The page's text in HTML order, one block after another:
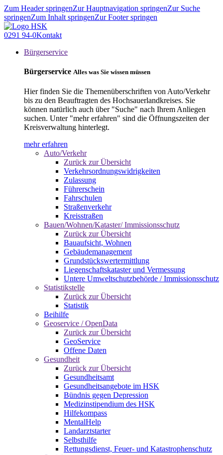
Zum Header springenZur Hauptnavigation springenZur Suche
springenZum Inhalt springenZur Footer springen
0291 94-0Kontakt
Bürgerservice
Bürgerservice Alles was Sie wissen müssen
Hier finden Sie die Themenüberschriften von Auto/Verkehr
bis zu den Beauftragten des Hochsauerlandkreises. Sie
können natürlich auch über "Suche" nach Ihrem Anliegen
suchen. Unter "mehr erfahren" sind die Öffnungszeiten der
Kreisverwaltung hinterlegt.
mehr erfahren
Auto/Verkehr
Zurück zur Übersicht
Verkehrsordnungswidrigkeiten
Zulassung
Führerschein
Fahrschulen
Straßenverkehr
Kreisstraßen
Bauen/Wohnen/Kataster/ Immissionsschutz
Zurück zur Übersicht
Bauaufsicht, Wohnen
Gebäudemanagement
Grundstückswertermittlung
Liegenschaftskataster und Vermessung
Untere Umweltschutzbehörde / Immissionsschutz
Statistikstelle
Zurück zur Übersicht
Statistik
Beihilfe
Geoservice / OpenData
Zurück zur Übersicht
GeoService
Offene Daten
Gesundheit
Zurück zur Übersicht
Gesundheitsamt
Gesundheitsangebote im HSK
Bündnis gegen Depression
Medizinstipendium des HSK
Hilfekompass
MentalHelp
Landarztstarter
Selbsthilfe
Rettungsdienst, Feuer- und Katastrophenschutz